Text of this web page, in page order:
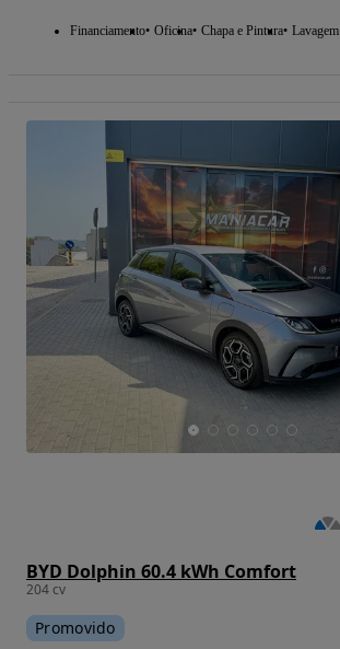
Financiamento Oficina Chapa e Pintura Lavagem
BYD Dolphin 60.4 kWh Comfort
204 cv
Promovido